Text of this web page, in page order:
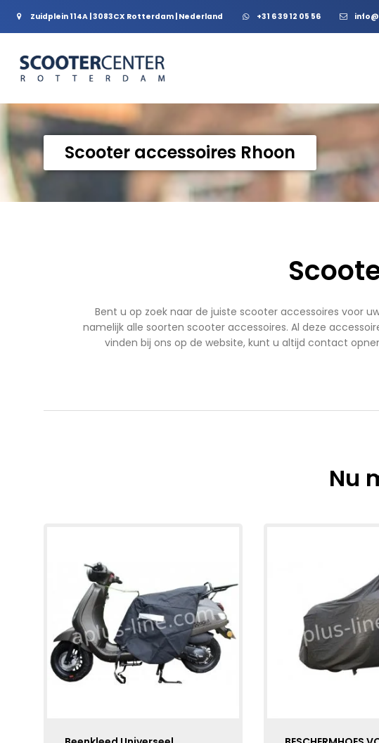
Zuidplein 114A | 3083CX Rotterdam | Nederland +31 6 39 12 05 56
Scooter accessoires Rhoon
Bent u op zoek naar de juiste scooter accessoires voor
namelijk alle soorten scooter accessoires. Al deze
vinden bij ons op de website, kunt u altijd contact
Nu